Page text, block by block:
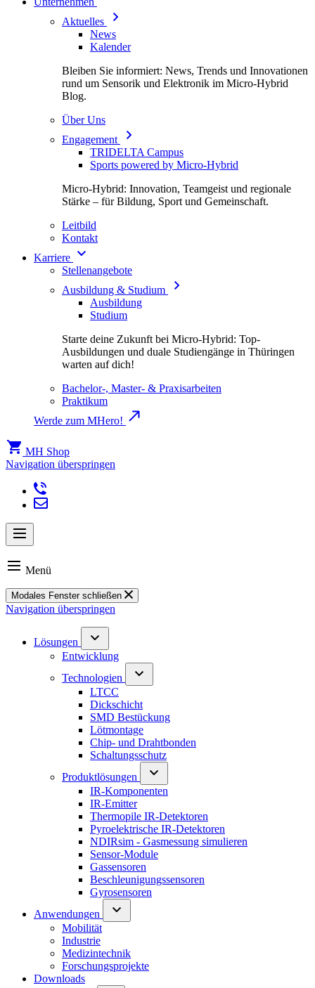
Aktuelles
News
Kalender
Bleiben Sie informiert: News, Trends und Innovationen
rund um Sensorik und Elektronik im Micro-Hybrid
Blog.
Über Uns
Engagement
TRIDELTA Campus
Sports powered by Micro-Hybrid
Micro-Hybrid: Innovation, Teamgeist und regionale
Stärke – für Bildung, Sport und Gemeinschaft.
Leitbild
Kontakt
Karriere
Stellenangebote
Ausbildung & Studium
Ausbildung
Studium
Starte deine Zukunft bei Micro-Hybrid: Top-
Ausbildungen und duale Studiengänge in Thüringen
warten auf dich!
Bachelor-, Master- & Praxisarbeiten
Praktikum
Werde zum MHero!
MH Shop
Navigation überspringen
Menü
Modales Fenster schließen
Navigation überspringen
Lösungen
Entwicklung
Technologien
LTCC
Dickschicht
SMD Bestückung
Lötmontage
Chip- und Drahtbonden
Schaltungsschutz
Produktlösungen
IR-Komponenten
IR-Emitter
Thermopile IR-Detektoren
Pyroelektrische IR-Detektoren
NDIRsim - Gasmessung simulieren
Sensor-Module
Gassensoren
Beschleunigungssensoren
Gyrosensoren
Anwendungen
Mobilität
Industrie
Medizintechnik
Forschungsprojekte
Downloads